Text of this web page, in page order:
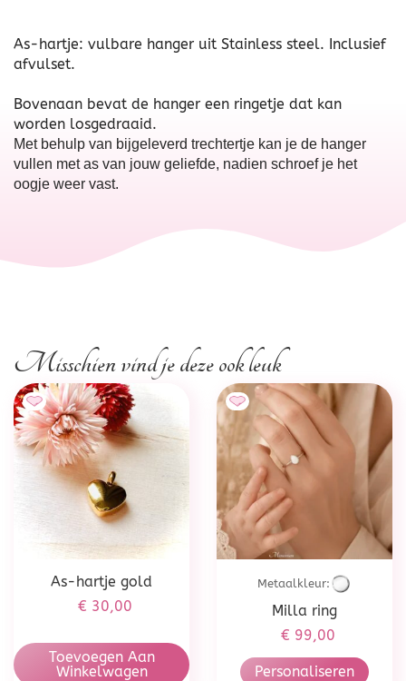
As-hartje: vulbare hanger uit Stainless steel. Inclusief
afvulset.
Bovenaan bevat de hanger een ringetje dat kan
worden losgedraaid.
Met behulp van bijgeleverd trechtertje kan je de hanger
vullen met as van jouw geliefde, nadien schroef je het
oogje weer vast.
Misschien vind je deze ook leuk
As-hartje gold
€ 30,00
Toevoegen Aan
Winkelwagen
Metaalkleur:
Milla ring
€ 99,00
Personaliseren